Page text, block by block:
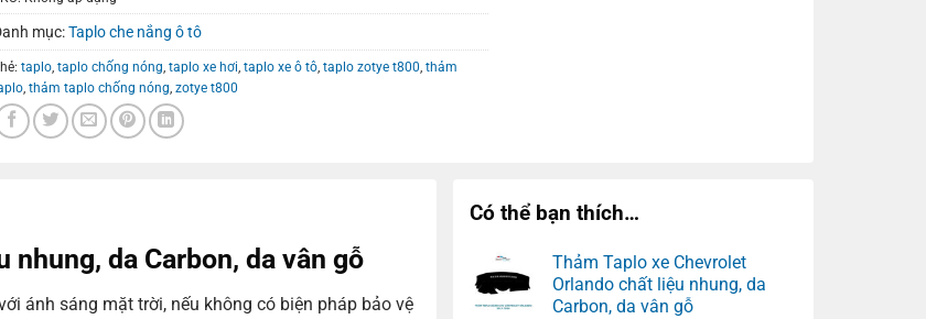
mục:Taplo che nắng ô tô
taplo taplo chống nóng taplo xe hơi taplo xe ô tô taplo zotye t800 thảm
thảm taplo chống nóng zotye t800
da Carbon, da vân gỗ
ánh sáng mặt trời, nếu không có biện pháp bảo vệ
Có thể bạn thích…
Thảm Taplo xe Chevrolet
Orlando chất liệu nhung, da
Carbon, da vân gỗ